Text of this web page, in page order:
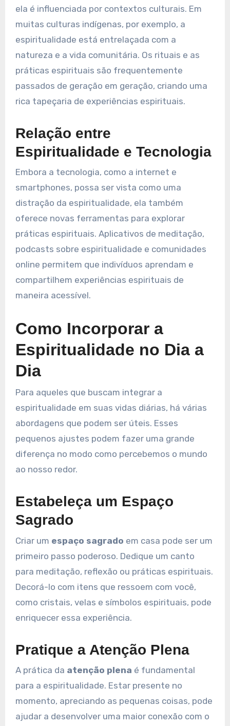
ela é influenciada por contextos culturais. Em
muitas culturas indígenas, por exemplo, a
espiritualidade está entrelaçada com a
natureza e a vida comunitária. Os rituais e as
práticas espirituais são frequentemente
passados de geração em geração, criando uma
rica tapeçaria de experiências espirituais.
Relação entre
Espiritualidade e Tecnologia
Embora a tecnologia, como a internet e
smartphones, possa ser vista como uma
distração da espiritualidade, ela também
oferece novas ferramentas para explorar
práticas espirituais. Aplicativos de meditação,
podcasts sobre espiritualidade e comunidades
online permitem que indivíduos aprendam e
compartilhem experiências espirituais de
maneira acessível.
Como Incorporar a
Espiritualidade no Dia a
Dia
Para aqueles que buscam integrar a
espiritualidade em suas vidas diárias, há várias
abordagens que podem ser úteis. Esses
pequenos ajustes podem fazer uma grande
diferença no modo como percebemos o mundo
ao nosso redor.
Estabeleça um Espaço
Sagrado
Criar um espaço sagrado em casa pode ser um
primeiro passo poderoso. Dedique um canto
para meditação, reflexão ou práticas espirituais.
Decorá-lo com itens que ressoem com você,
como cristais, velas e símbolos espirituais, pode
enriquecer essa experiência.
Pratique a Atenção Plena
A prática da atenção plena é fundamental
para a espiritualidade. Estar presente no
momento, apreciando as pequenas coisas, pode
ajudar a desenvolver uma maior conexão com o